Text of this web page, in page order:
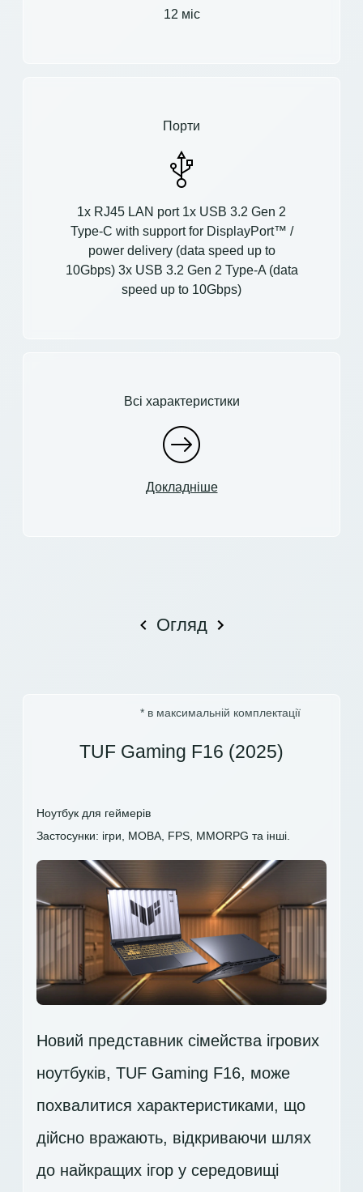
12 міс
Порти
1x RJ45 LAN port 1x USB 3.2 Gen 2
Type-C with support for DisplayPort™ /
power delivery (data speed up to
10Gbps) 3x USB 3.2 Gen 2 Type-A (data
speed up to 10Gbps)
Всі характеристики
Докладніше
Огляд
* в максимальній комплектації
TUF Gaming F16 (2025)
Ноутбук для геймерів
Застосунки: ігри, MOBA, FPS, MMORPG та інші.
Новий представник сімейства ігрових
ноутбуків, TUF Gaming F16, може
похвалитися характеристиками, що
дійсно вражають, відкриваючи шлях
до найкращих ігор у середовищі